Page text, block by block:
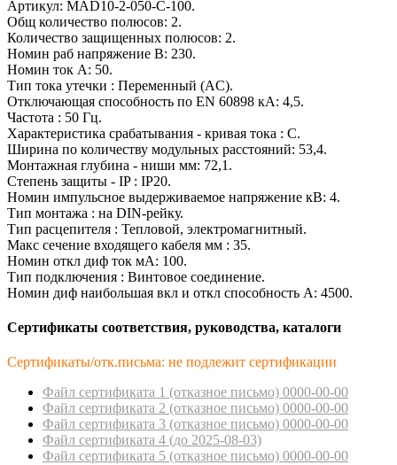
Артикул: MAD10-2-050-C-100.
Общ количество полюсов: 2.
Количество защищенных полюсов: 2.
Номин раб напряжение В: 230.
Номин ток А: 50.
Тип тока утечки : Переменный (AC).
Отключающая способность по EN 60898 кА: 4,5.
Частота : 50 Гц.
Характеристика срабатывания - кривая тока : C.
Ширина по количеству модульных расстояний: 53,4.
Монтажная глубина - ниши мм: 72,1.
Степень защиты - IP : IP20.
Номин импульсное выдерживаемое напряжение кВ: 4.
Тип монтажа : на DIN-рейку.
Тип расцепителя : Тепловой, электромагнитный.
Макс сечение входящего кабеля мм : 35.
Номин откл диф ток мА: 100.
Тип подключения : Винтовое соединение.
Номин диф наибольшая вкл и откл способность А: 4500.
Сертификаты соответствия, руководства, каталоги
Сертификаты/отк.письма: не подлежит сертификации
Файл сертификата 1 (отказное пиcьмо) 0000-00-00
Файл сертификата 2 (отказное пиcьмо) 0000-00-00
Файл сертификата 3 (отказное пиcьмо) 0000-00-00
Файл сертификата 4 (до 2025-08-03)
Файл сертификата 5 (отказное пиcьмо) 0000-00-00